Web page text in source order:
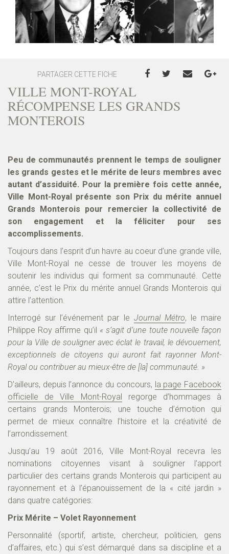
PARTAGER CETTE FICHE
VILLE MONT-ROYAL
RÉCOMPENSE LES GRANDS
MONTEROIS
Peu de communautés prennent le temps de souligner
les grands gestes et le mérite de leurs membres avec
autant d’assiduité. Pour la première fois cette année,
Ville Mont-Royal présente son Prix du mérite annuel
Grands Monterois pour remercier la collectivité de
son engagement et la féliciter pour ses
accomplissements.
Toujours dans l’esprit d’un havre au coeur d’une grande ville,
Ville Mont-Royal ne cesse de trouver les moyens de
soutenir les individus qui forment sa communauté. Cette
année, c’est le Prix du mérite annuel Grands Monterois qui
attire l’attention.
Interrogé sur l’événement par le Journal Métro, le maire
Philippe Roy affirme qu’il « s’agit d’une toute nouvelle façon
pour la Ville de souligner avec éclat le travail, le dévouement,
exceptionnels de citoyens qui auront fait rayonner Mont-
Royal ou contribuer au mieux-être de [la] communauté. »
D’ailleurs, depuis l’annonce du concours, la page Facebook
officielle de Ville Mont-Royal regorge d’hommages à
certains grands Monterois; une touche d’émotion qui
permet de mieux connaître l’histoire et la créativité de
l’arrondissement.
Jusqu’au 19 août 2016, Ville Mont-Royal recevra les
nominations citoyennes visant à souligner l’apport
particulier des certains grands Monterois qui participent au
rayonnement et à l’épanouissement de la « cité jardin »
dans quatre catégories:
Prix Mérite – Volet Rayonnement
Personnalité (sportif, artiste, chercheur, politicien, gens
d’affaires, etc.) qui s’est démarqué dans sa discipline et a